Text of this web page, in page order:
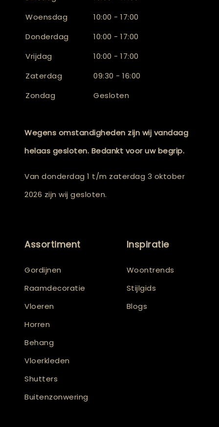
Woensdag
10:00 - 17:00
Donderdag
10:00 - 17:00
Vrijdag
10:00 - 17:00
Zaterdag
09:30 - 16:00
Zondag
Gesloten
Wegens omstandigheden zijn wij vandaag
helaas gesloten. Bedankt voor uw begrip.
Van donderdag 1 t/m zaterdag 3 oktober
2026 zijn wij gesloten.
Assortiment
Gordijnen
Raamdecoratie
Vloeren
Horren
Behang
Vloerkleden
Shutters
Buitenzonwering
Inspiratie
Woontrends
Stijlgids
Blogs